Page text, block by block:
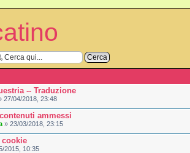
-- Traduzione
27/04/2018, 23:48
ammessi
» 23/03/2018, 23:15
2015, 10:35